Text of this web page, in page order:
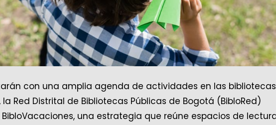
con una amplia agenda de actividades en las bibliotecas
Red Distrital de Bibliotecas Públicas de Bogotá (BibloRed)
una estrategia que reúne espacios de